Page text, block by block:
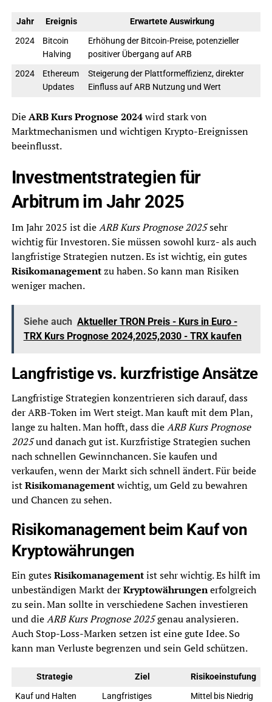
Jahr Ereignis
Erwartete Auswirkung
2024
Bitcoin
Halving
Erhöhung der Bitcoin-Preise, potenzieller
positiver Übergang auf ARB
2024
Ethereum
Updates
Steigerung der Plattformeffizienz, direkter
Einfluss auf ARB Nutzung und Wert
DieARB Kurs Prognose 2024wird stark von
Marktmechanismen und wichtigen Krypto-Ereignissen
beeinflusst.
Investmentstrategien für
Arbitrum im Jahr 2025
Im Jahr 2025 ist dieARB Kurs Prognose 2025sehr
wichtig für Investoren. Sie müssen sowohl kurz- als auch
langfristige Strategien nutzen. Es ist wichtig, ein gutes
Risikomanagementzu haben. So kann man Risiken
weniger machen.
Siehe auch Aktueller TRON Preis - Kurs in Euro -
TRX Kurs Prognose 2024,2025,2030 - TRX kaufen
Langfristige vs. kurzfristige Ansätze
Langfristige Strategien konzentrieren sich darauf, dass
der ARB-Token im Wert steigt. Man kauft mit dem Plan,
lange zu halten. Man hofft, dass dieARB Kurs Prognose
2025und danach gut ist. Kurzfristige Strategien suchen
nach schnellen Gewinnchancen. Sie kaufen und
verkaufen, wenn der Markt sich schnell ändert. Für beide
istRisikomanagementwichtig, um Geld zu bewahren
und Chancen zu sehen.
Risikomanagement beim Kauf von
Kryptowährungen
Ein gutesRisikomanagementist sehr wichtig. Es hilft im
unbeständigen Markt derKryptowährungenerfolgreich
zu sein. Man sollte in verschiedene Sachen investieren
und dieARB Kurs Prognose 2025genau analysieren.
Auch Stop-Loss-Marken setzen ist eine gute Idee. So
kann man Verluste begrenzen und sein Geld schützen.
Strategie Ziel
Risikoeinstufung
Kauf und Halten
Langfristiges
Mittel bis Niedrig